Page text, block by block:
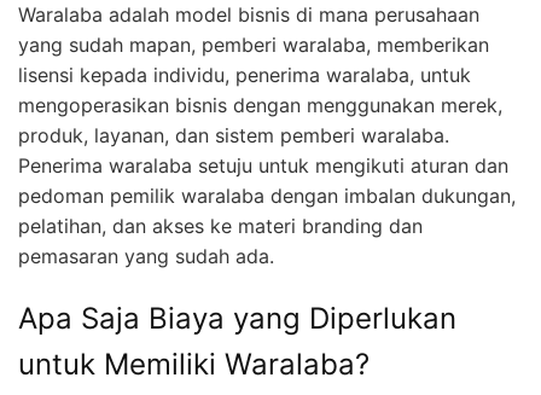
Waralaba adalah model bisnis di mana perusahaan
yang sudah mapan, pemberi waralaba, memberikan
lisensi kepada individu, penerima waralaba, untuk
mengoperasikan bisnis dengan menggunakan merek,
produk, layanan, dan sistem pemberi waralaba.
Penerima waralaba setuju untuk mengikuti aturan dan
pedoman pemilik waralaba dengan imbalan dukungan,
pelatihan, dan akses ke materi branding dan
pemasaran yang sudah ada.
Apa Saja Biaya yang Diperlukan
untuk Memiliki Waralaba?